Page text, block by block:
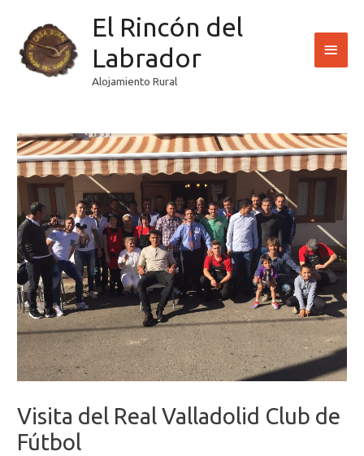
contenido
El Rincón del
Labrador
Alojamiento Rural
Visita del Real Valladolid Club de
Fútbol
entradas